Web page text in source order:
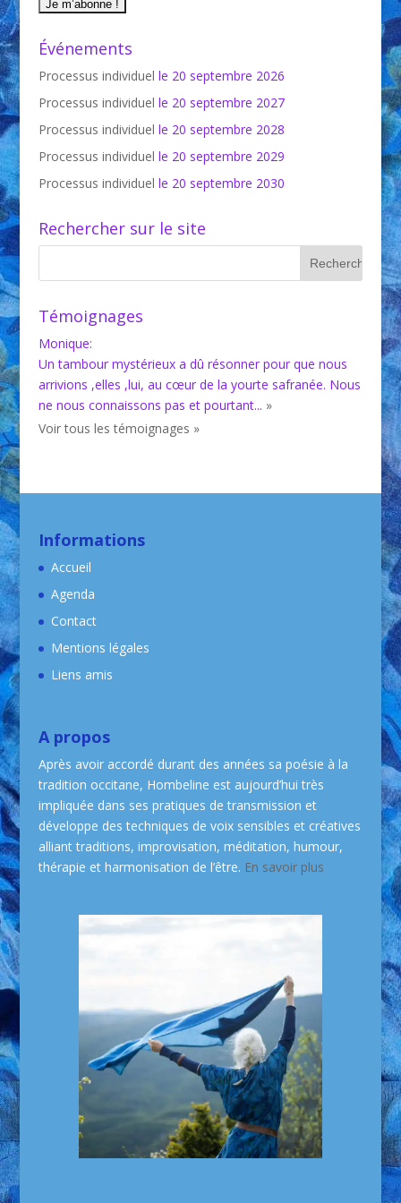
Événements
Processus individuel le 20 septembre 2026
Processus individuel le 20 septembre 2027
Processus individuel le 20 septembre 2028
Processus individuel le 20 septembre 2029
Processus individuel le 20 septembre 2030
Rechercher sur le site
Témoignages
Monique:
Un tambour mystérieux a dû résonner pour que nous
arrivions ,elles ,lui, au cœur de la yourte safranée. Nous
ne nous connaissons pas et pourtant... »
Voir tous les témoignages »
Informations
Accueil
Agenda
Contact
Mentions légales
Liens amis
A propos
Après avoir accordé durant des années sa poésie à la
tradition occitane, Hombeline est aujourd’hui très
impliquée dans ses pratiques de transmission et
développe des techniques de voix sensibles et créatives
alliant traditions, improvisation, méditation, humour,
thérapie et harmonisation de l’être. En savoir plus